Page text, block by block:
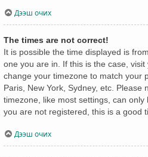
Дээш очих
The times are not correct!
It is possible the time displayed is
one you are in. If this is the case,
change your timezone to match your
Paris, New York, Sydney, etc. Please
timezone, like most settings, can
you are not registered, this is a good
Дээш очих